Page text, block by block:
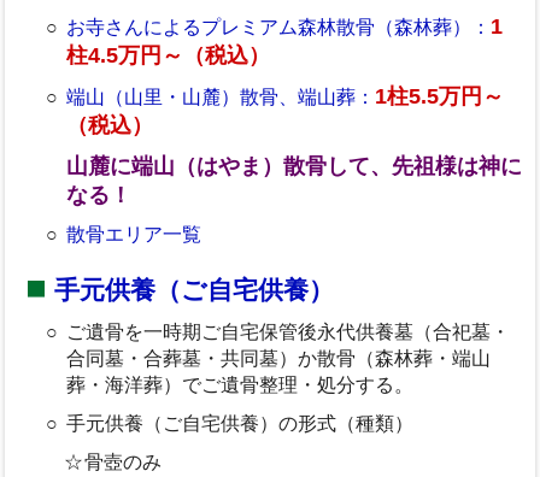
お寺さんによるプレミアム森林散骨（森林葬）： 1
柱4.5万円～（税込）
端山（山里・山麓）散骨、端山葬： 1柱5.5万円～
（税込）
山麓に端山（はやま）散骨して、先祖様は神に
なる！
散骨エリア一覧
手元供養（ご自宅供養）
ご遺骨を一時期ご自宅保管後永代供養墓（合祀墓・
合同墓・合葬墓・共同墓）か散骨（森林葬・端山
葬・海洋葬）でご遺骨整理・処分する。
手元供養（ご自宅供養）の形式（種類）
骨壺のみ